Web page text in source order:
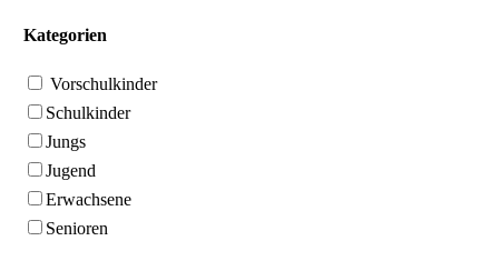
Kategorien
Vorschulkinder
Schulkinder
Jungs
Jugend
Erwachsene
Senioren